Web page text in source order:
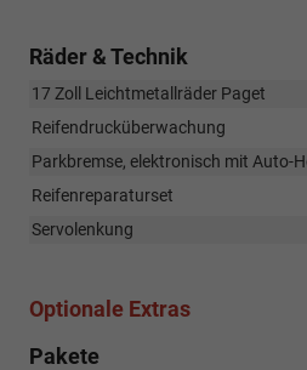
Räder & Technik
17 Zoll Leichtmetallräder Paget
Reifendrucküberwachung
Parkbremse, elektronisch mit Auto-
Reifenreparaturset
Servolenkung
Optionale Extras
Pakete